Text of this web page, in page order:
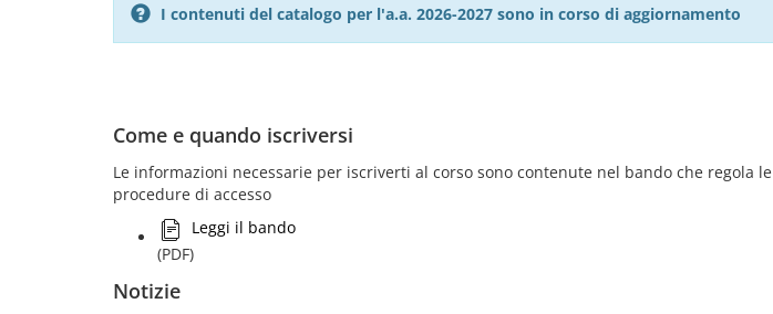
I contenuti del catalogo per l'a.a. 2026-2027 sono in corso di aggiornamento
Come e quando iscriversi
Le informazioni necessarie per iscriverti al corso sono contenute nel bando che regola le
procedure di accesso
Leggi il bando
(PDF)
Notizie